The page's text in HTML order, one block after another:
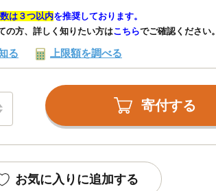
は３つ以内を推奨しております。
の方、詳しく知りたい方はこちらでご確認ください。
る 上限額を調べる
寄付する
お気に入りに追加する